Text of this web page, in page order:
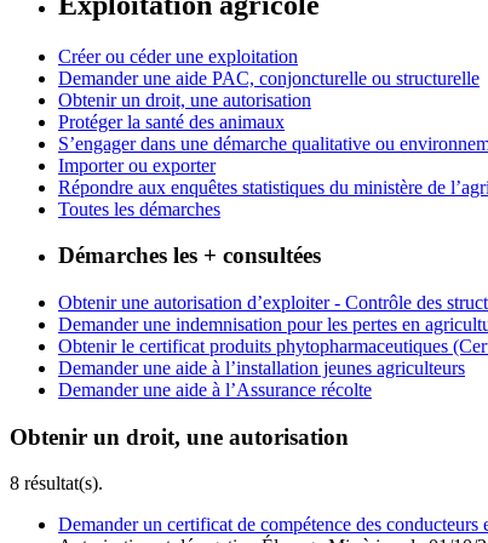
Créer ou céder une exploitation
Demander une aide PAC, conjoncturelle ou structurelle
Obtenir un droit, une autorisation
Protéger la santé des animaux
S’engager dans une démarche qualitative ou
Importer ou exporter
Répondre aux enquêtes statistiques du ministère de
Toutes les démarches
Démarches les + consultées
Obtenir une autorisation d’exploiter - Contrôle des
Demander une indemnisation pour les pertes en
Obtenir le certificat produits phytopharmaceutiques
Demander une aide à l’installation jeunes agriculteurs
Demander une aide à l’Assurance récolte
Obtenir un droit, une autorisation
8 résultat(s).
Demander un certificat de compétence des conducteurs